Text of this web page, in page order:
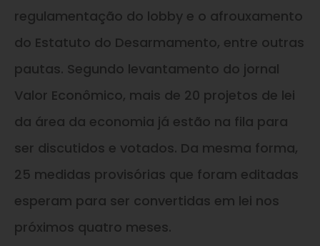
regulamentação do lobby e o afrouxamento
do Estatuto do Desarmamento, entre outras
pautas. Segundo levantamento do jornal
Valor Econômico, mais de 20 projetos de lei
da área da economia já estão na fila para
ser discutidos e votados. Da mesma forma,
25 medidas provisórias que foram editadas
esperam para ser convertidas em lei nos
próximos quatro meses.